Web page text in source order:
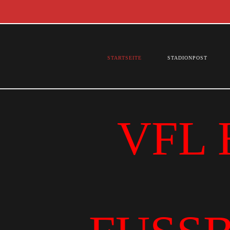
STARTSEITE STADIONPOST
VFL